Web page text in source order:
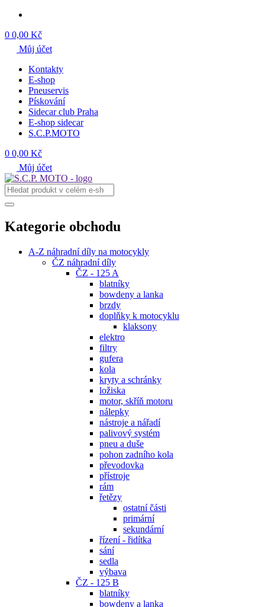
0 0,00 Kč
Můj účet
Kontakty
E-shop
Pneuservis
Pískování
Sidecar club Praha
E-shop sidecar
S.C.P.MOTO
0 0,00 Kč
Můj účet
Kategorie obchodu
A-Z náhradní díly na motocykly
ČZ náhradní díly
ČZ - 125 A
blatníky
bowdeny a lanka
brzdy
doplňky k motocyklu
klaksony
elektro
filtry
gufera
kola
kryty a schránky
ložiska
motor, skříň motoru
nálepky
nástroje a nářadí
palivový systém
pneu a duše
pohon zadního kola
převodovka
přístroje
rám
řetězy
ostatní části
primární
sekundární
řízení - řidítka
sání
sedla
výbava
ČZ - 125 B
blatníky
bowdeny a lanka